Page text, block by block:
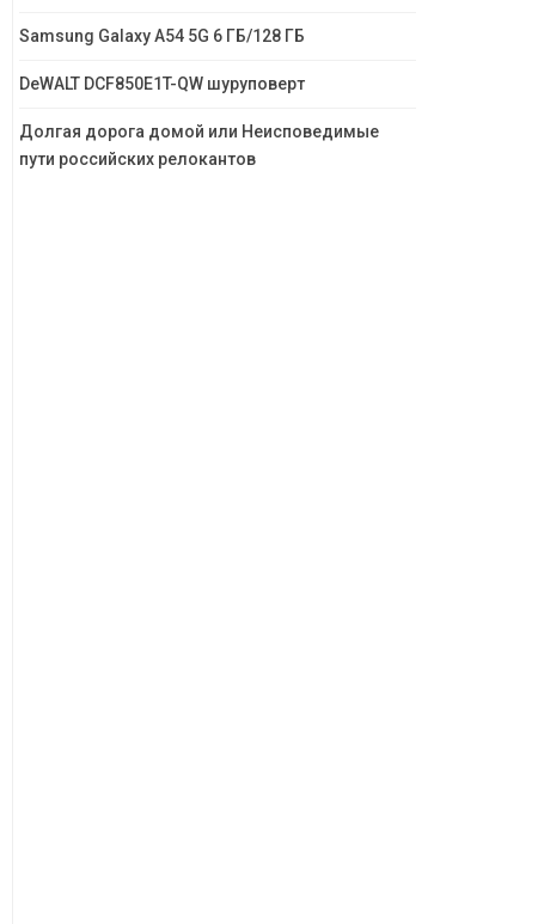
Samsung Galaxy A54 5G 6 ГБ/128 ГБ
DeWALT DCF850E1T-QW шуруповерт
Долгая дорога домой или Неисповедимые
пути российских релокантов